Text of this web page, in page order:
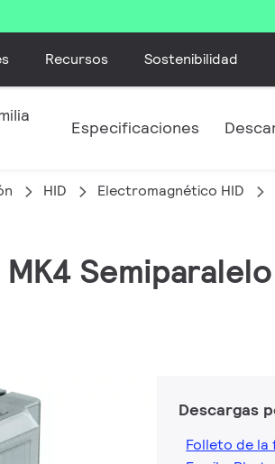
Recursos Sostenibilidad
Especificaciones
HID Electromagnético HID
Descargas
Folleto de la